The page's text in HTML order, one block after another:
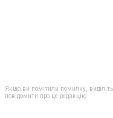
Якщо ви помітили помилку,
повідомити про це редакцію